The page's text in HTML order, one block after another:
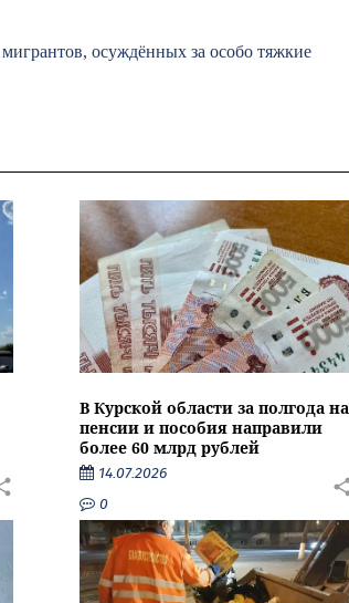
осуждённых за особо тяжкие
В Курской области за полгода на
пенсии и пособия направили
более 60 млрд рублей
14.07.2026
0